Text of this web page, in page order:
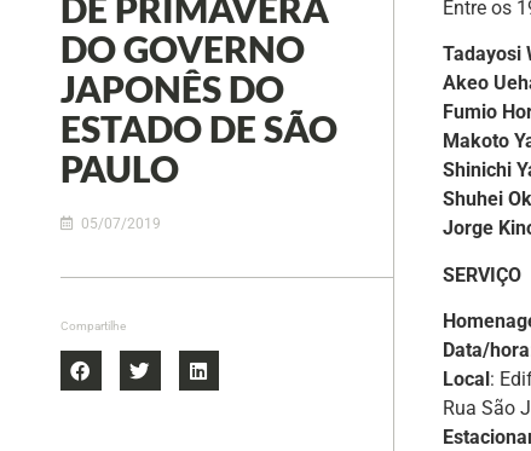
DE PRIMAVERA
DO GOVERNO
JAPONÊS DO
ESTADO DE SÃO
PAULO
05/07/2019
Compartilhe
Entre os
Tadayosi
Akeo
Fumio
Makoto
Shinichi
Shuhei
Jorge
SERVIÇO
Data/hora
Local :
Rua São